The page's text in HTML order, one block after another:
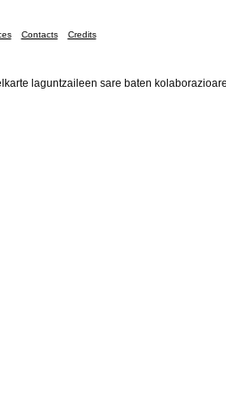
Contacts Credits
laguntzaileen sare baten